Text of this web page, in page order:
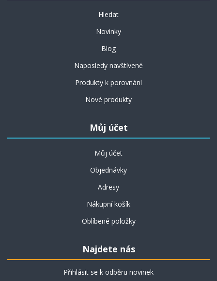
Hledat
Novinky
Blog
Naposledy navštívené
Produkty k porovnání
Nové produkty
Můj účet
Můj účet
Objednávky
Adresy
Nákupní košík
Oblíbené položky
Najdete nás
Přihlásit se k odběru novinek